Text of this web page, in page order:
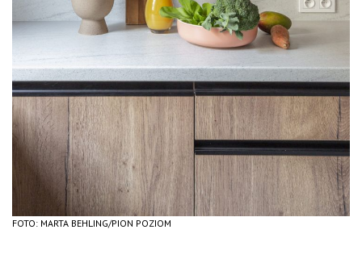
FOTO: MARTA BEHLING/PION POZIOM